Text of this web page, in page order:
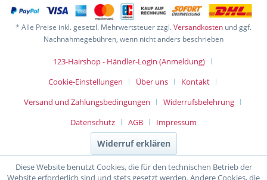
* Alle Preise inkl. gesetzl. Mehrwertsteuer zzgl.Versandkosten und ggf.
Nachnahmegebühren, wenn nicht anders beschrieben
123-Hairshop - Händler-Login (Anmeldung)
Cookie-Einstellungen
Über uns
Kontakt
Versand und Zahlungsbedingungen
Widerrufsbelehrung
Datenschutz
AGB Impressum
Widerruf erklären
Diese Website benutzt Cookies, die für den technischen Betrieb der
Website erforderlich sind und stets gesetzt werden. Andere Cookies, die